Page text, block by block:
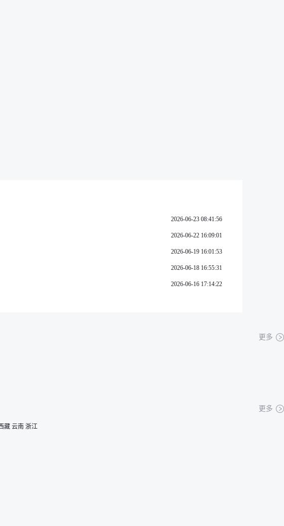
2026-06-23 08:41:56
2026-06-22 16:09:01
2026-06-19 16:01:53
2026-06-18 16:55:31
2026-06-16 17:14:22
更多
更多
藏 云南 浙江